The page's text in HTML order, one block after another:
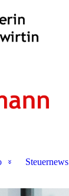
Steuernews